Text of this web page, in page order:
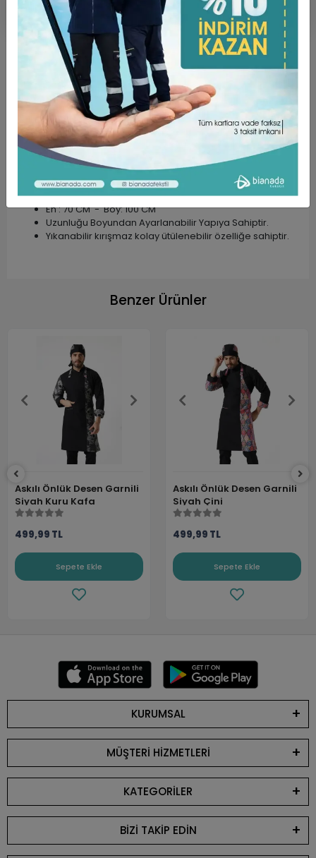
Ürün Açıklaması Garanti ve Teslimat
Taksit Seçenekleri Yorumlar
ÜRÜN ÖZELLİKLERİ ;
Kumaş Türü Alpaka’dır. (%75 Poly + %25 Viscon)
Standart Bedene Sahiptir.
Unisex kalıptır.
En : 70 CM - Boy: 100 CM
Uzunluğu Boyundan Ayarlanabilir Yapıya Sahiptir.
Yıkanabilir kırışmaz kolay ütülenebilir özelliğe sahiptir.
Benzer Ürünler
Askılı Önlük Desen Garnili
Siyah Kuru Kafa
499,99 TL
Sepete Ekle
Askılı Önlük Desen Garnili
Siyah Çini
499,99 TL
Sepete Ekle
KURUMSAL
MÜŞTERİ HİZMETLERİ
KATEGORİLER
BİZİ TAKİP EDİN